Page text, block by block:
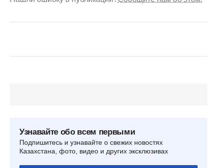
Узнавайте обо всем первыми
Подпишитесь и узнавайте о свежих новостях
Казахстана, фото, видео и других эксклюзивах